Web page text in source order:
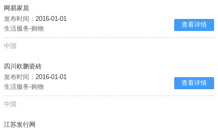
网易家居
发布时间：2016-01-01
生活服务-购物
查看详情
中国
四川欧鹏瓷砖
发布时间：2016-01-01
生活服务-购物
查看详情
中国
江苏发行网